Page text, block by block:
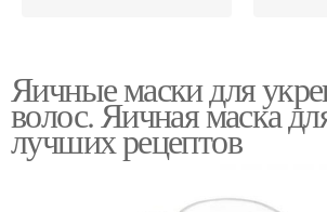
Рецепты с яйцом
Яичные маски для
волос. Яичная маска
лучших рецептов